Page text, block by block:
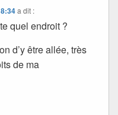
a dit :
quel endroit ?
d’y être allée, très
de ma